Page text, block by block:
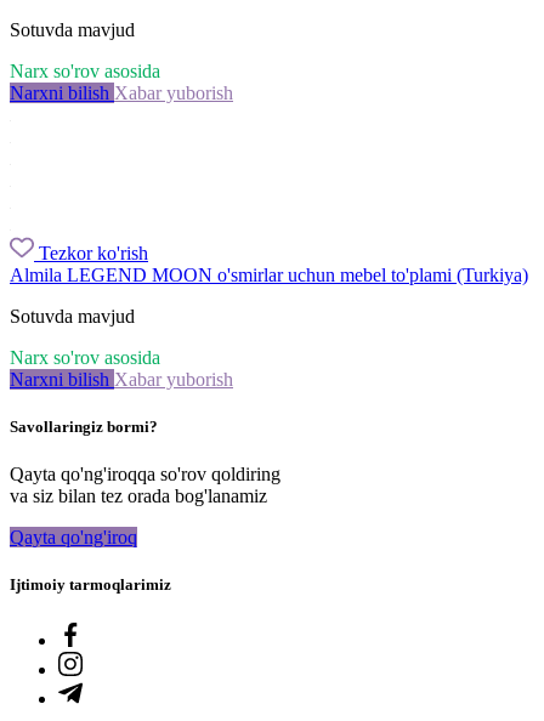
Sotuvda mavjud
Narx so'rov asosida
Narxni bilish Xabar yuborish
Tezkor ko'rish
Almila LEGEND MOON o'smirlar uchun mebel to'plami (Turkiya)
Sotuvda mavjud
Narx so'rov asosida
Narxni bilish Xabar yuborish
Savollaringiz bormi?
Qayta qo'ng'iroqqa so'rov qoldiring
va siz bilan tez orada bog'lanamiz
Qayta qo'ng'iroq
Ijtimoiy tarmoqlarimiz